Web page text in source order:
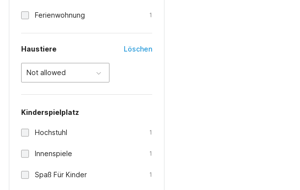
Ferienwohnung 1
Haustiere Löschen
Not allowed
Kinderspielplatz
Hochstuhl 1
Innenspiele 1
Spaß Für Kinder 1